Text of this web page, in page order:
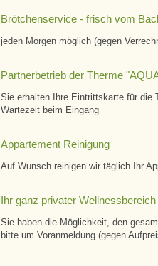
Brötchenservice - frisch vom
jeden Morgen möglich (gegen
Partnerbetrieb der Therme
Sie erhalten Ihre Eintrittskarte für die
Wartezeit beim Eingang
Appartement Reinigung
Auf Wunsch reinigen wir täglich Ihr
Ihr ganz privater Wellnessbereich
Sie haben die Möglichkeit, den
bitte um Voranmeldung (gegen